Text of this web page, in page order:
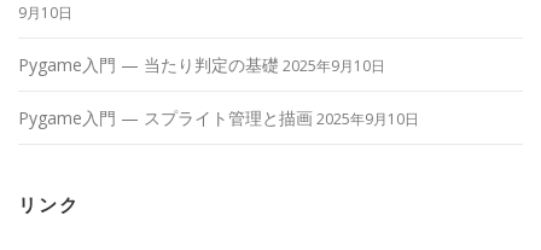
9月10日
Pygame入門 — 当たり判定の基礎 2025年9月10日
Pygame入門 — スプライト管理と描画2025年9月10日
リンク